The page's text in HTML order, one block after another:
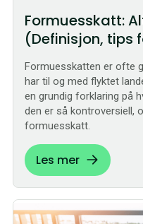
Formuesskatt:
(Definisjon, tips
Formuesskatten er ofte
har til og med flyktet
en grundig forklaring på
den er så kontroversiell,
formuesskatt.
Les mer